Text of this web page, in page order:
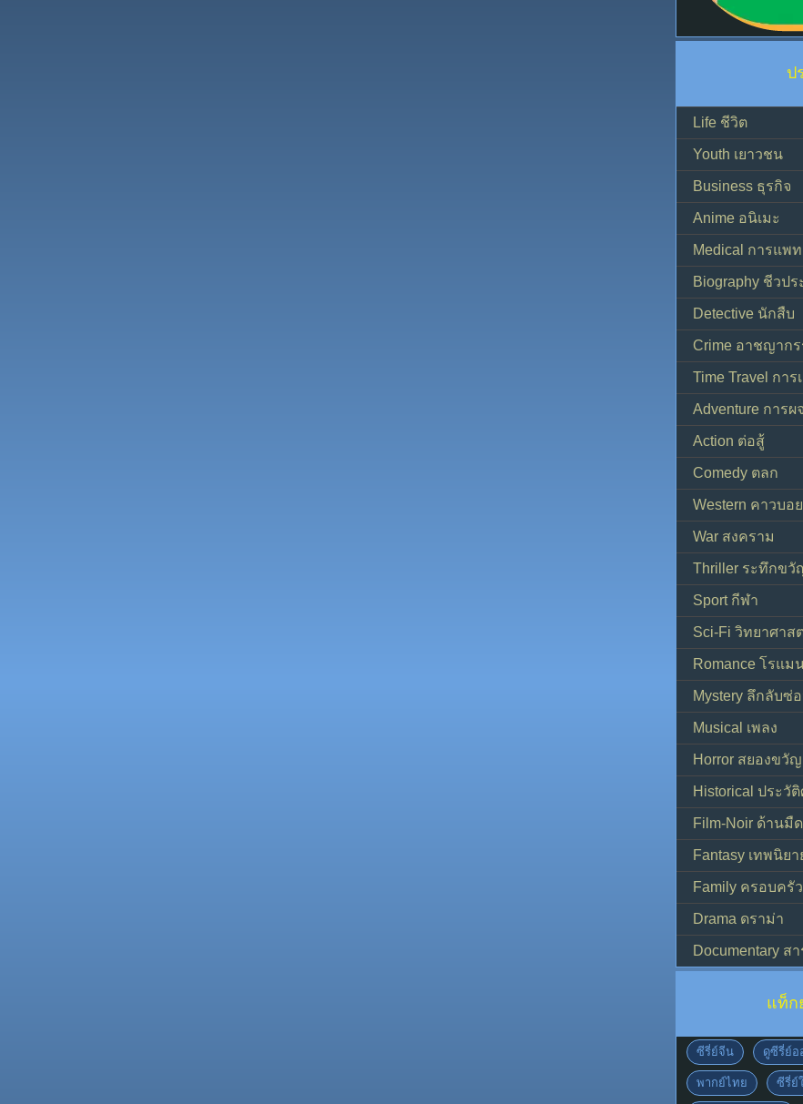
ป
Life ชีวิต
Youth เยาวชน
Business ธุรกิจ
Anime อนิเมะ
Medical การแพ
Biography ชีวปร
Detective นักสืบ
Crime อาชญาก
Time Travel กา
Adventure การ
Action ต่อสู้
Comedy ตลก
Western คาวบอ
War สงคราม
Thriller ระทึกขวั
Sport กีฬา
Sci-Fi วิทยาศาส
Romance โรแม
Mystery ลึกลับซ่
Musical เพลง
Horror สยองขวัญ
Historical ประวั
Film-Noir ด้านมื
Fantasy เทพนิยา
Family ครอบครัว
Drama ดราม่า
Documentary ส
แท็ก
ซีรี่ย์จีน ดูซีรี่ย์อ
พากย์ไทย ซีรี่ย์